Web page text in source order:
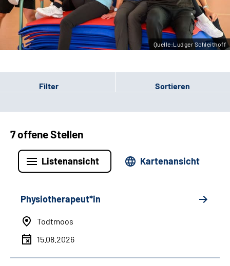
Leichte Sprache
Gebärdensprache
Quelle:Ludger Schleithoff
Filter Sortieren
7 offene Stellen
Listenansicht Kartenansicht
Physiotherapeut*in
Todtmoos
15.08.2026